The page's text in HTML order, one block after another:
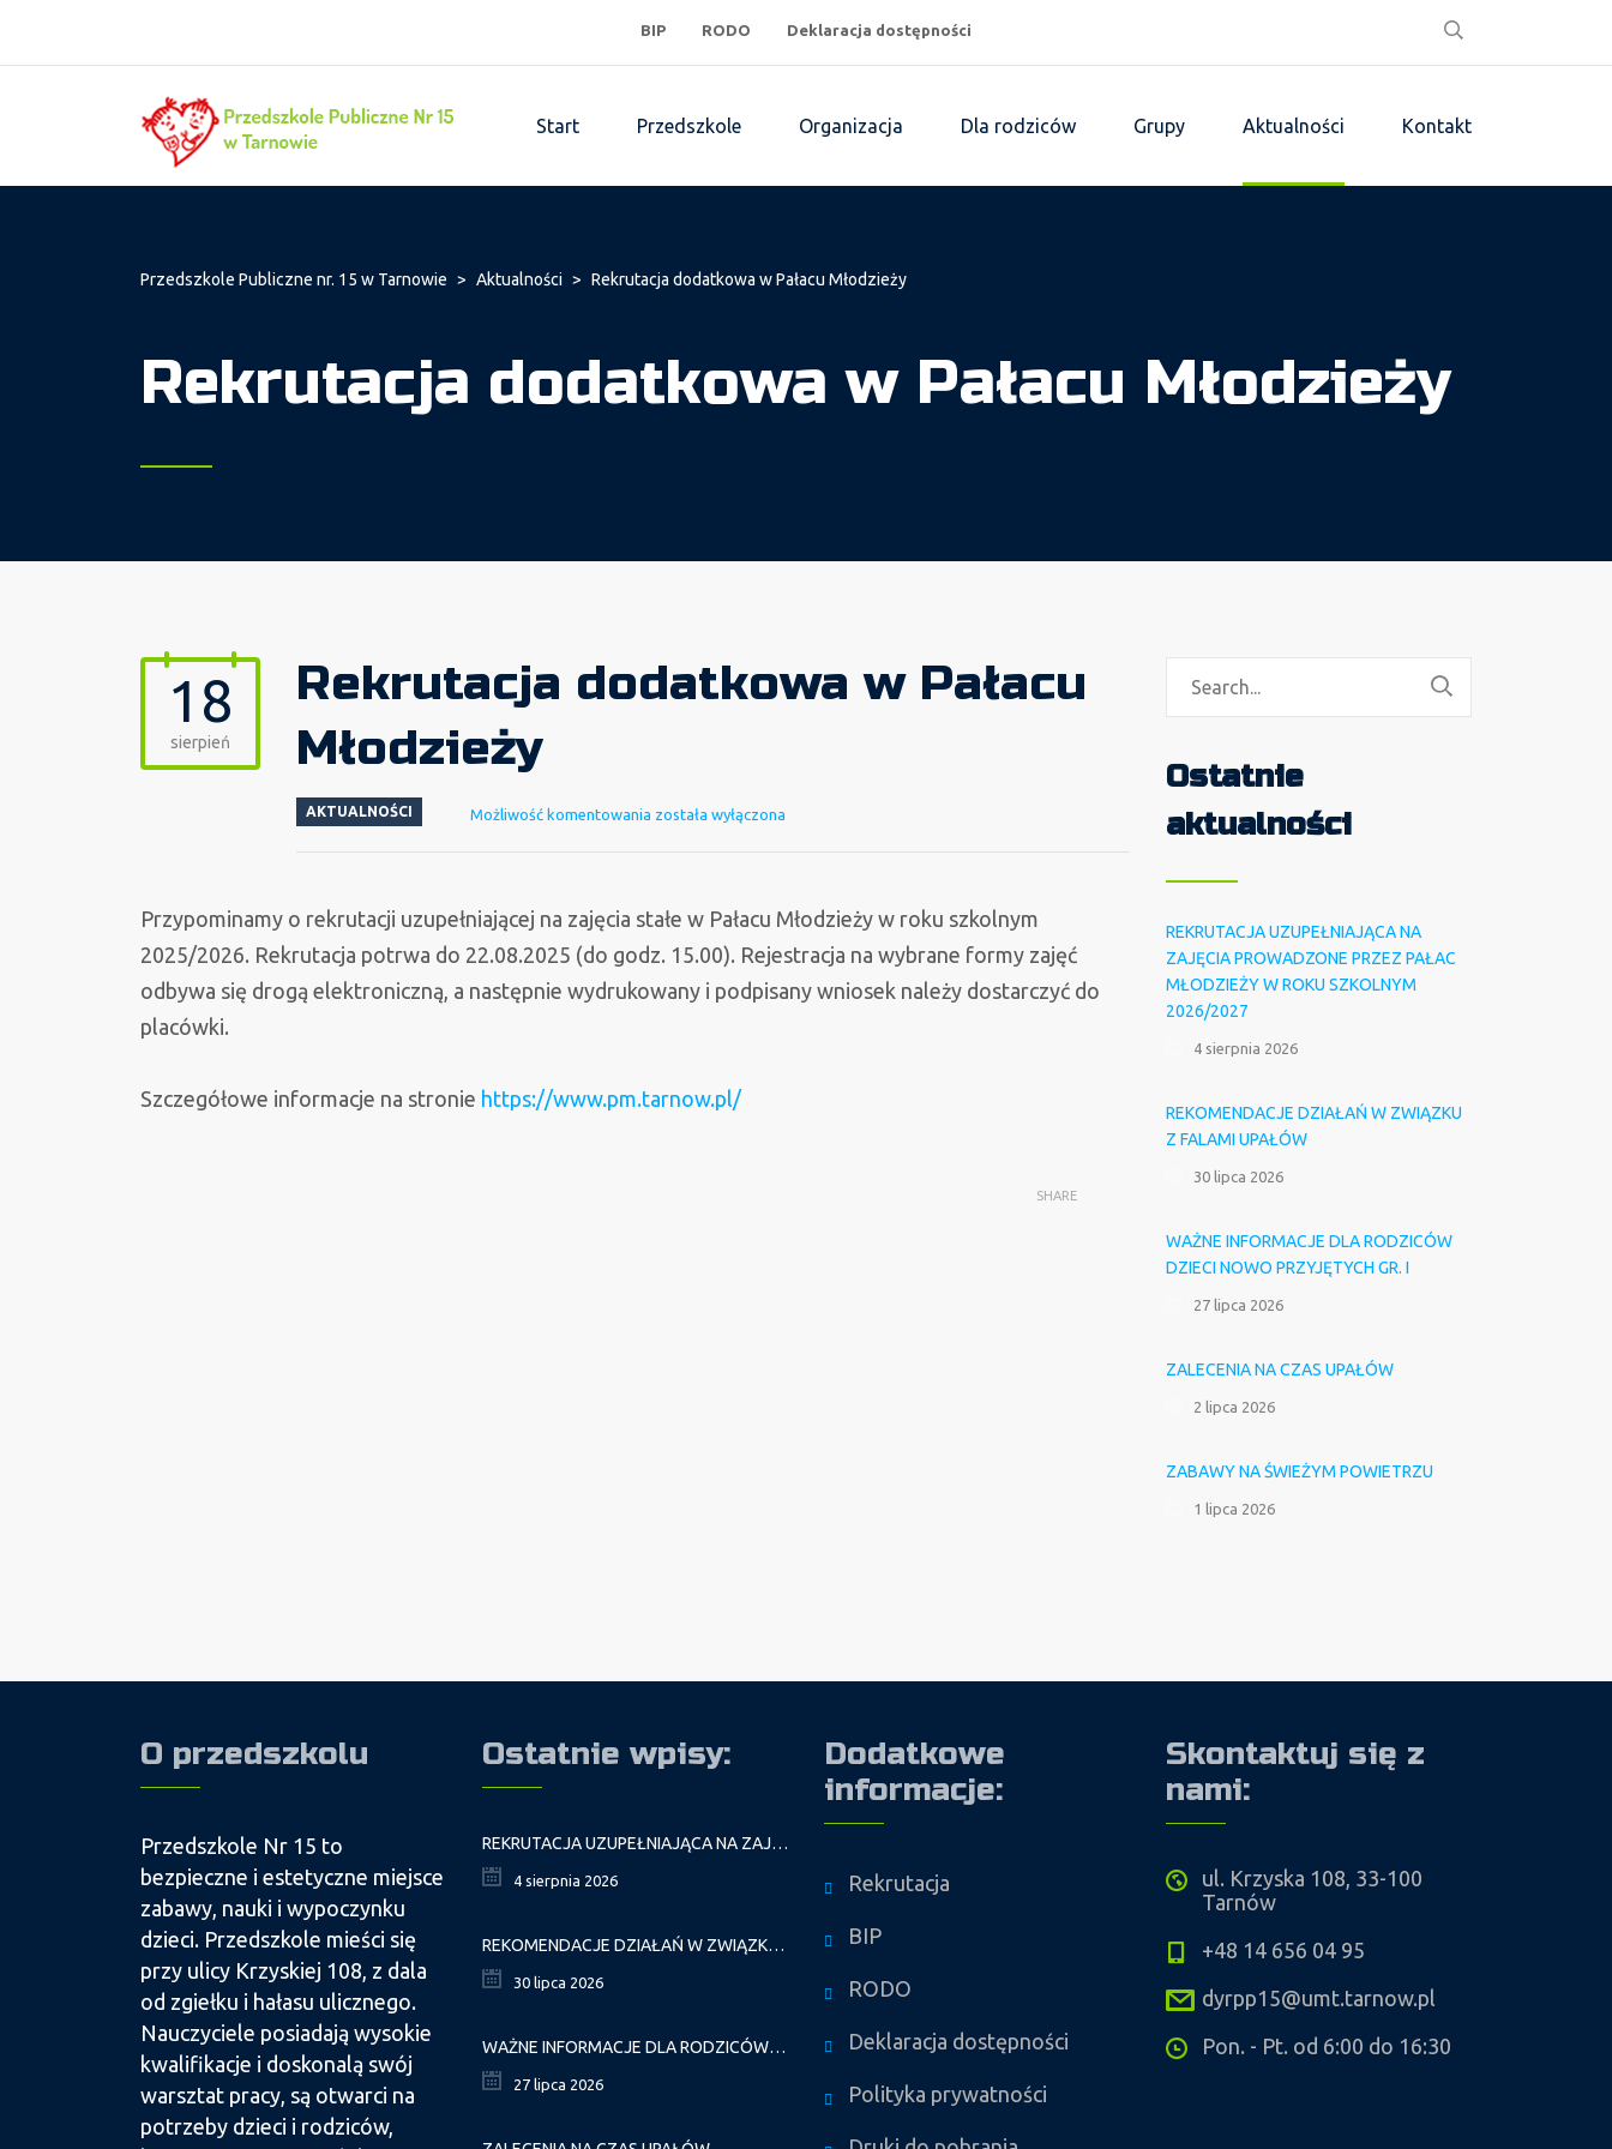
BIP RODO Deklaracja dostępności
Start Przedszkole Organizacja Dla rodziców Grupy Aktualności Kontakt
Przedszkole Publiczne nr. 15 w Tarnowie > Aktualności > Rekrutacja dodatkowa w Pałacu Młodzieży
Rekrutacja dodatkowa w Pałacu Młodzieży
18
sierpień
Rekrutacja dodatkowa w Pałacu
Młodzieży
AKTUALNOŚCI Możliwość komentowania Rekrutacja
Pałacu
Młodzieży
została wyłączona
Przypominamy o rekrutacji uzupełniającej na zajęcia stałe w Pałacu Młodzieży w roku szkolnym
2025/2026. Rekrutacja potrwa do 22.08.2025 (do godz. 15.00). Rejestracja na wybrane formy zajęć
odbywa się drogą elektroniczną, a następnie wydrukowany i podpisany wniosek należy dostarczyć do
placówki.
Szczegółowe informacje na stronie https://www.pm.tarnow.pl/
SHARE
Ostatnie
aktualności
REKRUTACJA UZUPEŁNIAJĄCA NA
ZAJĘCIA PROWADZONE PRZEZ PAŁAC
MŁODZIEŻY W ROKU SZKOLNYM
2026/2027
4 sierpnia 2026
REKOMENDACJE DZIAŁAŃ W ZWIĄZKU
Z FALAMI UPAŁÓW
30 lipca 2026
WAŻNE INFORMACJE DLA RODZICÓW
DZIECI NOWO PRZYJĘTYCH GR. I
27 lipca 2026
ZALECENIA NA CZAS UPAŁÓW
2 lipca 2026
ZABAWY NA ŚWIEŻYM POWIETRZU
1 lipca 2026
O przedszkolu
Przedszkole Nr 15 to
bezpieczne i estetyczne miejsce
zabawy, nauki i wypoczynku
dzieci. Przedszkole mieści się
przy ulicy Krzyskiej 108, z dala
od zgiełku i hałasu ulicznego.
Nauczyciele posiadają wysokie
kwalifikacje i doskonalą swój
warsztat pracy, są otwarci na
potrzeby dzieci i rodziców,
Ostatnie wpisy:
REKRUTACJA UZUPEŁNIAJĄCA NA ZAJĘCIA PROWADZONE PRZEZ PAŁAC MŁODZIEŻY W ROKU SZKOLNYM 2026/2027
4 sierpnia 2026
REKOMENDACJE DZIAŁAŃ W ZWIĄZKU Z FALAMI UPAŁÓW
30 lipca 2026
WAŻNE INFORMACJE DLA RODZICÓW DZIECI NOWO PRZYJĘTYCH GR. I
27 lipca 2026
Dodatkowe
informacje:
Rekrutacja
BIP
RODO
Deklaracja dostępności
Polityka prywatności
Skontaktuj się z
nami:
ul. Krzyska 108, 33-100
Tarnów
+48 14 656 04 95
dyrpp15@umt.tarnow.pl
Pon. - Pt. od 6:00 do 16:30